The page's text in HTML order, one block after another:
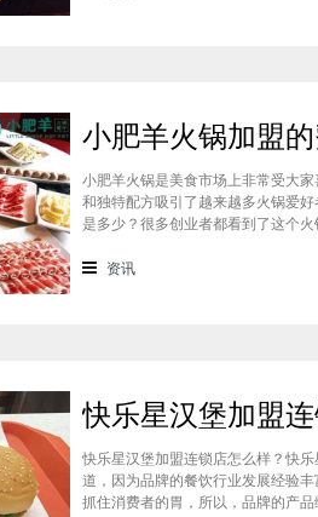
小肥羊火锅是美食市场上非常受大
和独特配方吸引了越来越多火锅爱
是多少？很多创业者都看到了这个
火锅加盟的费用情况让创业者拥有
资讯
快乐星汉堡加盟连锁店怎么样？快
道，因为品牌的餐饮行业发展经验
抓住消费者的胃，所以，品牌的产